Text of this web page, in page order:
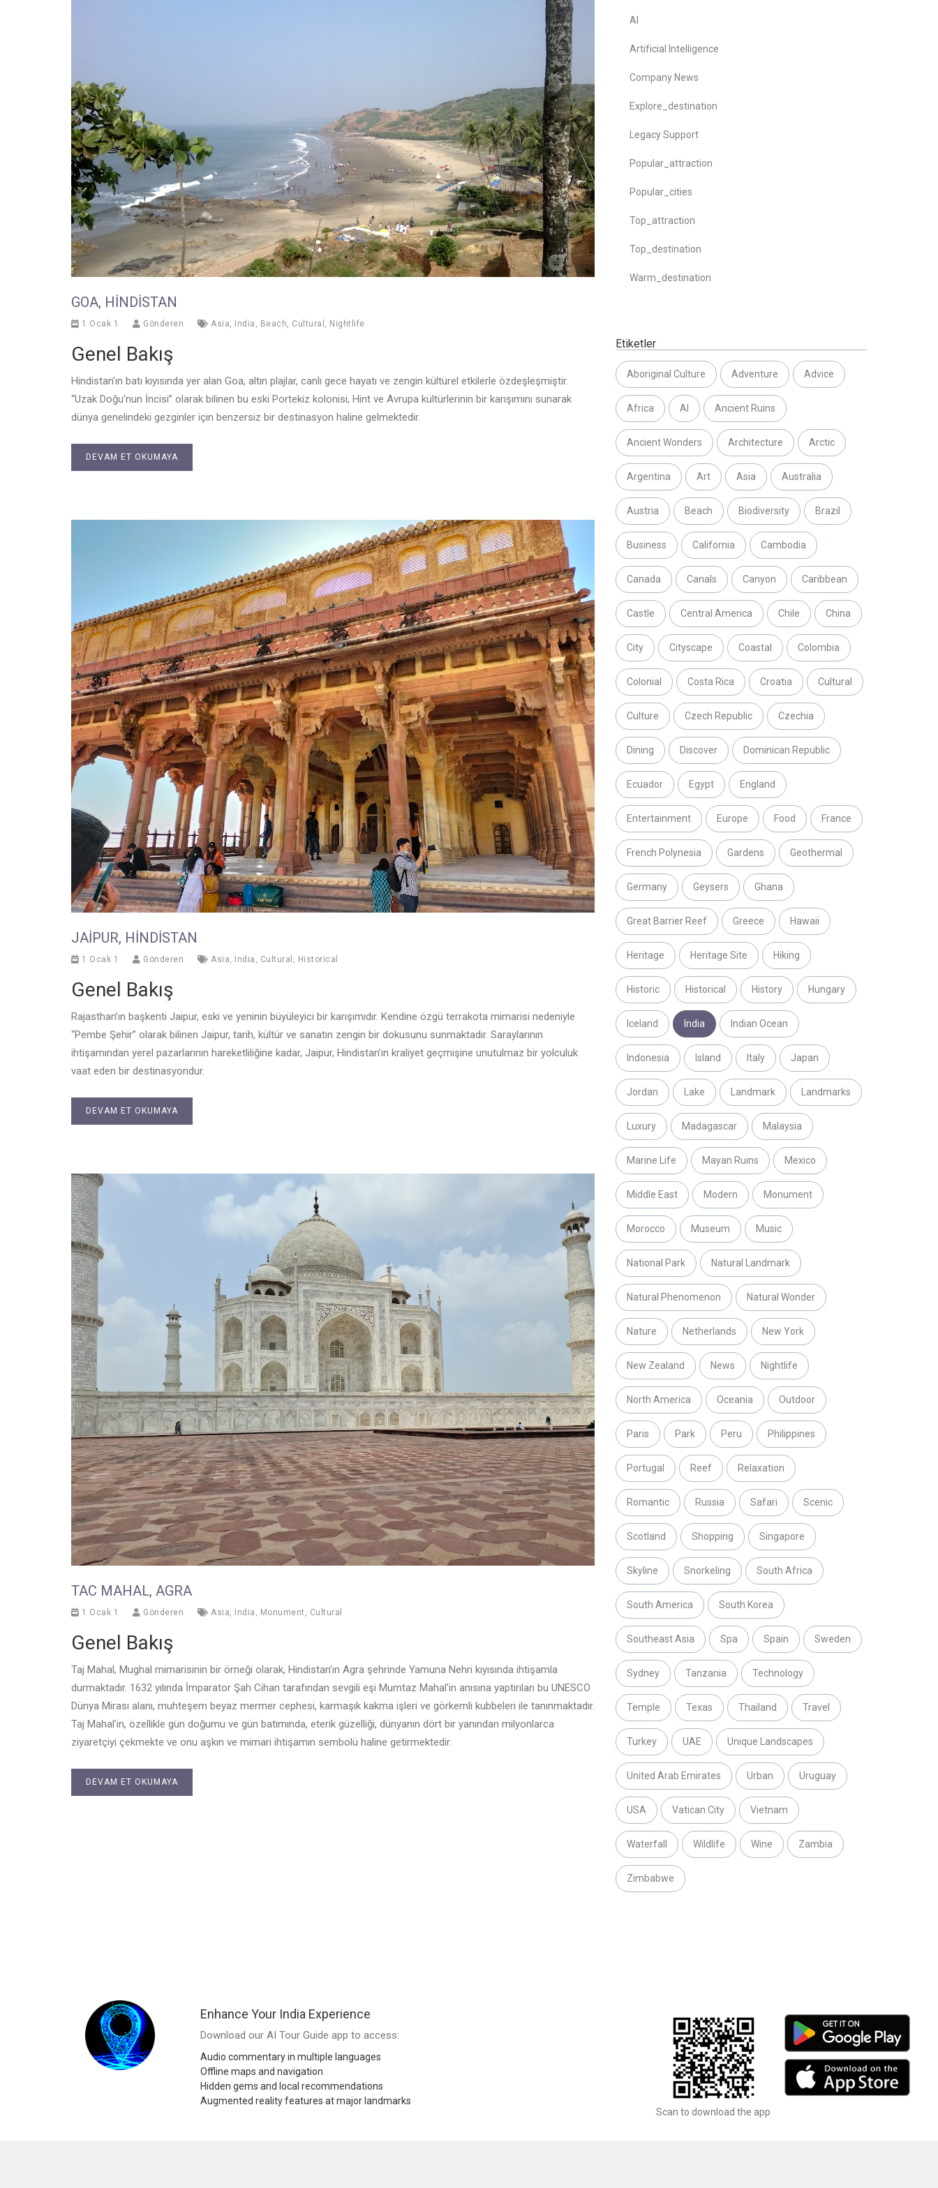
GOA, HINDISTAN
1 Ocak 1 Gönderen Asia, India , Beach, Cultural , Nightlife
Genel Bakış
Hindistan’ın batı kıyısında yer alan Goa, altın plajlar, canlı gece hayatı ve zengin kültürel etkilerle özdeşleşmiştir.
“Uzak Doğu’nun İncisi” olarak bilinen bu eski Portekiz kolonisi, Hint ve Avrupa kültürlerinin bir karışımını sunarak
dünya genelindeki gezginler için benzersiz bir destinasyon haline gelmektedir.
DEVAM ET OKUMAYA
JAIPUR, HINDISTAN
1 Ocak 1 Gönderen Asia India Cultural Historical
Genel Bakış
Rajasthan’ın başkenti Jaipur, eski ve yeninin büyüleyici bir karışımıdır. Kendine özgü terrakota mimarisi nedeniyle
“Pembe Şehir” olarak bilinen Jaipur, tarih, kültür ve sanatın zengin bir dokusunu sunmaktadır. Saraylarının
ihtişamından yerel pazarlarının hareketliliğine kadar, Jaipur, Hindistan’ın kraliyet geçmişine unutulmaz bir yolculuk
vaat eden bir destinasyondur.
DEVAM ET OKUMAYA
TAC MAHAL, AGRA
1 Ocak 1 Gönderen Asia, India , Monument , Cultural
Genel Bakış
Taj Mahal, Mughal mimarisinin bir örneği olarak, Hindistan’ın Agra şehrinde Yamuna Nehri kıyısında ihtişamla
durmaktadır. 1632 yılında İmparator Şah Cihan tarafından sevgili eşi Mumtaz Mahal’in anısına yaptırılan bu UNESCO
Dünya Mirası alanı, muhteşem beyaz mermer cephesi, karmaşık kakma işleri ve görkemli kubbeleri ile tanınmaktadır.
Taj Mahal’in, özellikle gün doğumu ve gün batımında, eterik güzelliği, dünyanın dört bir yanından milyonlarca
ziyaretçiyi çekmekte ve onu aşkın ve mimari ihtişamın sembolü haline getirmektedir.
DEVAM ET OKUMAYA
AI
Artificial Intelligence
Company News
Explore_destination
Legacy Support
Popular_attraction
Popular_cities
Top_attraction
Top_destination
Warm_destination
Etiketler
Aboriginal Culture Adventure Advice
Africa AI Ancient Ruins
Ancient Wonders Architecture Arctic
Argentina Art Asia Australia
Austria Beach Biodiversity Brazil
Business California Cambodia
Canada Canals Canyon Caribbean
Castle Central America Chile China
City Cityscape Coastal Colombia
Colonial Costa Rica Croatia Cultural
Culture Czech Republic Czechia
Dining Discover Dominican Republic
Ecuador Egypt England
Entertainment Europe Food France
French Polynesia Gardens Geothermal
Germany Geysers Ghana
Great Barrier Reef Greece Hawaii
Heritage Heritage Site Hiking
Historic Historical History Hungary
Iceland India Indian Ocean
Indonesia Island Italy Japan
Jordan Lake Landmark Landmarks
Luxury Madagascar Malaysia
Marine Life Mayan Ruins Mexico
Middle East Modern Monument
Morocco Museum Music
National Park Natural Landmark
Natural Phenomenon Natural Wonder
Nature Netherlands New York
New Zealand News Nightlife
North America Oceania Outdoor
Paris Park Peru Philippines
Portugal Reef Relaxation
Romantic Russia Safari Scenic
Scotland Shopping Singapore
Skyline Snorkeling South Africa
South America South Korea
Southeast Asia Spa Spain Sweden
Sydney Tanzania Technology
Temple Texas Thailand Travel
Turkey UAE Unique Landscapes
United Arab Emirates Urban Uruguay
USA Vatican City Vietnam
Waterfall Wildlife Wine Zambia
Zimbabwe
Enhance Your India Experience
Download our AI Tour Guide app to access:
Audio commentary in multiple languages
Offline maps and navigation
Hidden gems and local recommendations
Augmented reality features at major landmarks
Scan to download the app